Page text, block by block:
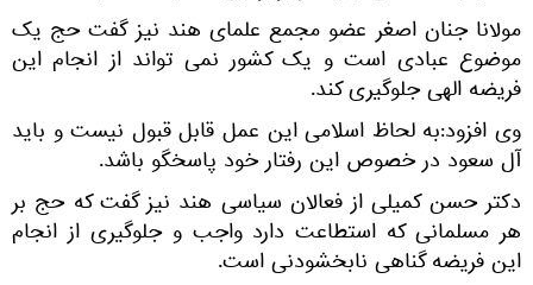
مولانا جنان اصغر عضو مجمع علمای هند نیز گفت حج یک
موضوع عبادی است و یک کشور نمی تواند از انجام این
فریضه الهی جلوگیری کند.
وی افزود:به لحاظ اسلامی این عمل قابل قبول نیست و باید
آل سعود در خصوص این رفتار خود پاسخگو باشد.
دکتر حسن کمیلی از فعالان سیاسی هند نیز گفت که حج بر
هر مسلمانی که استطاعت دارد واجب و جلوگیری از انجام
این فریضه گناهی نابخشودنی است.